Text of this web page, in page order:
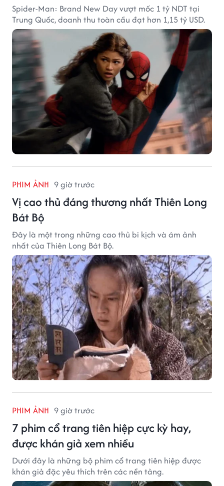
Spider-Man: Brand New Day vượt mốc 1 tỷ NDT tại
Trung Quốc, doanh thu toàn cầu đạt hơn 1,15 tỷ USD.
PHIM ẢNH 9 giờ trước
Vị cao thủ đáng thương nhất Thiên Long
Bát Bộ
Đây là một trong những cao thủ bi kịch và ám ảnh
nhất của Thiên Long Bát Bộ.
PHIM ẢNH 9 giờ trước
7 phim cổ trang tiên hiệp cực kỳ hay,
được khán giả xem nhiều
Dưới đây là những bộ phim cổ trang tiên hiệp được
khán giả đặc yêu thích trên các nền tảng.